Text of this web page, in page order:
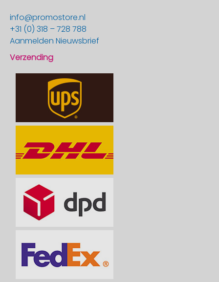
info@promostore.nl
+31 (0) 318 – 728 788
Aanmelden Nieuwsbrief
Verzending